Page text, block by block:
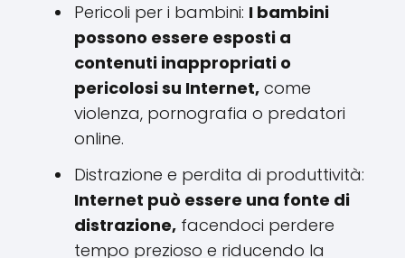
Pericoli per i bambini: I bambini
possono essere esposti a
contenuti inappropriati o
pericolosi su Internet, come
violenza, pornografia o predatori
online.
Distrazione e perdita di produttività:
Internet può essere una fonte di
distrazione, facendoci perdere
tempo prezioso e riducendo la